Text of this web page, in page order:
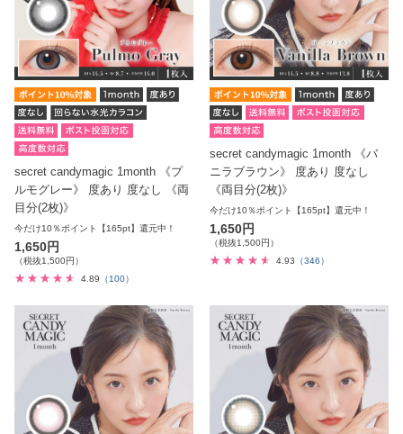
secret candymagic 1month 《プ
ルモグレー》 度あり 度なし 《両
目分(2枚)》
今だけ10％ポイント【165pt】還元中！
1,650円
（税抜1,500円）
4.89 （100）
secret candymagic 1month 《バ
ニラブラウン》 度あり 度なし
《両目分(2枚)》
今だけ10％ポイント【165pt】還元中！
1,650円
（税抜1,500円）
4.93
（346）